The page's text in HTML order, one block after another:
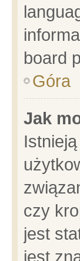
board
Góra
Jak
czy
jest
jest